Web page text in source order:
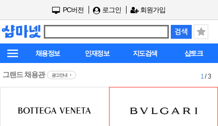
PC버전 로그인 회원가입
채용정보 인재정보 지도검색 샵토크
그랜드 채용관 광고안내 1/ 3